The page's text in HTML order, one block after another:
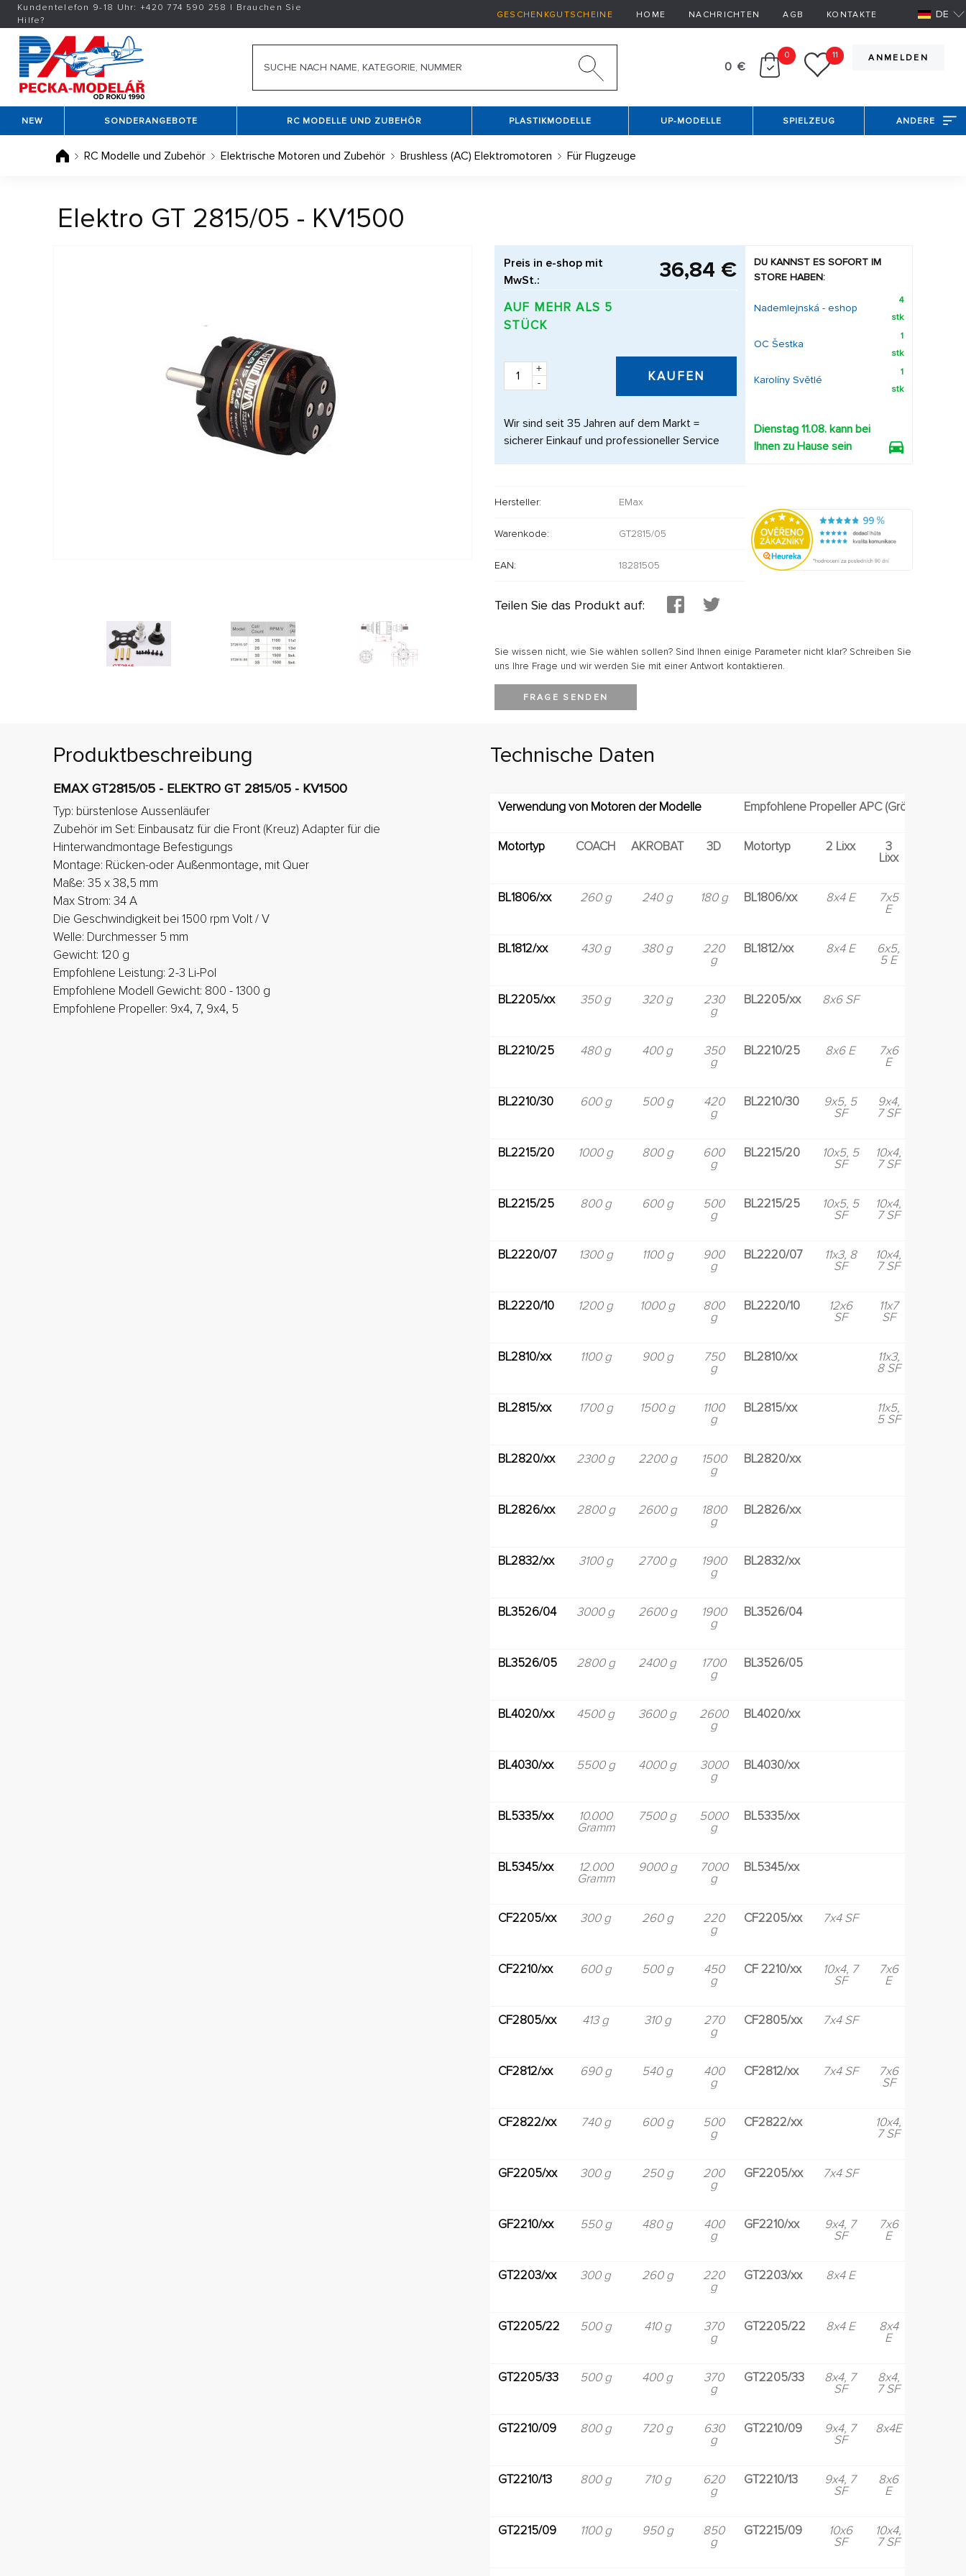
Kundentelefon 9-18 Uhr: +420774 590 258 | Brauchen Sie
Hilfe?
GESCHENKGUTSCHEINE HOME NACHRICHTEN AGB KONTAKTE DE
ANMELDEN
0 €
0 11
NEW SONDERANGEBOTE RC MODELLE UND ZUBEHÖR PLASTIKMODELLE UP-MODELLE SPIELZEUG ANDERE
RC Modelle und Zubehör Elektrische Motoren und Zubehör Brushless (AC) Elektromotoren Für Flugzeuge
Elektro GT 2815/05 - KV1500
Preis in e-shop mit
MwSt.:
36,84 €
AUF MEHR ALS 5
STÜCK
+
-
KAUFEN
Wir sind seit 35 Jahren auf dem Markt =
sicherer Einkauf und professioneller Service
DU KANNST ES SOFORT IM
STORE HABEN:
Nademlejnská - eshop
4
stk
OC Šestka
1
stk
Karolíny Světlé
1
stk
Dienstag 11.08. kann bei
Ihnen zu Hause sein
Hersteller: EMax
Warenkode: GT2815/05
EAN: 18281505
Teilen Sie das Produkt auf:
Sie wissen nicht, wie Sie wählen sollen? Sind Ihnen einige Parameter nicht klar? Schreiben Sie
uns Ihre Frage und wir werden Sie mit einer Antwort kontaktieren.
FRAGE SENDEN
Produktbeschreibung
EMAX GT2815/05 - ELEKTRO GT 2815/05 - KV1500
Typ: bürstenlose Aussenläufer
Zubehör im Set: Einbausatz für die Front (Kreuz) Adapter für die
Hinterwandmontage Befestigungs
Montage: Rücken-oder Außenmontage, mit Quer
Maße: 35 x 38,5 mm
Max Strom: 34 A
Die Geschwindigkeit bei 1500 rpm Volt / V
Welle: Durchmesser 5 mm
Gewicht: 120 g
Empfohlene Leistung: 2-3 Li-Pol
Empfohlene Modell Gewicht: 800 - 1300 g
Empfohlene Propeller: 9x4, 7, 9x4, 5
Technische Daten
Verwendung von Motoren der Modelle Empfohlene Propeller APC (Größe in den
Motortyp COACH AKROBAT 3D Motortyp 2 Lixx 3
Lixx
BL1806/xx 260 g 240 g 180 g BL1806/xx 8x4 E 7x5
E
BL1812/xx 430 g 380 g 220
g
BL1812/xx 8x4 E 6x5,
5 E
BL2205/xx 350 g 320 g 230
g
BL2205/xx 8x6 SF
BL2210/25 480 g 400 g 350
g
BL2210/25 8x6 E 7x6
E
BL2210/30 600 g 500 g 420
g
BL2210/30 9x5, 5
SF
9x4,
7 SF
BL2215/20 1000 g 800 g 600
g
BL2215/20 10x5, 5
SF
10x4,
7 SF
BL2215/25 800 g 600 g 500
g
BL2215/25 10x5, 5
SF
10x4,
7 SF
BL2220/07 1300 g 1100 g 900
g
BL2220/07 11x3, 8
SF
10x4,
7 SF
BL2220/10 1200 g 1000 g 800
g
BL2220/10 12x6
SF
11x7
SF
BL2810/xx 1100 g 900 g 750
g
BL2810/xx 11x3,
8 SF
BL2815/xx 1700 g 1500 g 1100
g
BL2815/xx 11x5,
5 SF
BL2820/xx 2300 g 2200 g 1500
g
BL2820/xx
BL2826/xx 2800 g 2600 g 1800
g
BL2826/xx
BL2832/xx 3100 g 2700 g 1900
g
BL2832/xx
BL3526/04 3000 g 2600 g 1900
g
BL3526/04
BL3526/05 2800 g 2400 g 1700
g
BL3526/05
BL4020/xx 4500 g 3600 g 2600
g
BL4020/xx
BL4030/xx 5500 g 4000 g 3000
g
BL4030/xx
BL5335/xx 10.000
Gramm
7500 g 5000
g
BL5335/xx
BL5345/xx 12.000
Gramm
9000 g 7000
g
BL5345/xx
CF2205/xx 300 g 260 g 220
g
CF2205/xx 7x4 SF
CF2210/xx 600 g 500 g 450
g
CF 2210/xx 10x4, 7
SF
7x6
E
CF2805/xx 413 g 310 g 270
g
CF2805/xx 7x4 SF
CF2812/xx 690 g 540 g 400
g
CF2812/xx 7x4 SF 7x6
SF
CF2822/xx 740 g 600 g 500
g
CF2822/xx 10x4,
7 SF
GF2205/xx 300 g 250 g 200
g
GF2205/xx 7x4 SF
GF2210/xx 550 g 480 g 400
g
GF2210/xx 9x4, 7
SF
7x6
E
GT2203/xx 300 g 260 g 220
g
GT2203/xx 8x4 E
GT2205/22 500 g 410 g 370
g
GT2205/22 8x4 E 8x4
E
GT2205/33 500 g 400 g 370
g
GT2205/33 8x4, 7
SF
8x4,
7 SF
GT2210/09 800 g 720 g 630
g
GT2210/09 9x4, 7
SF
8x4E
GT2210/13 800 g 710 g 620
g
GT2210/13 9x4, 7
SF
8x6
E
GT2215/09 1100 g 950 g 850
g
GT2215/09 10x6
SF
10x4,
7 SF